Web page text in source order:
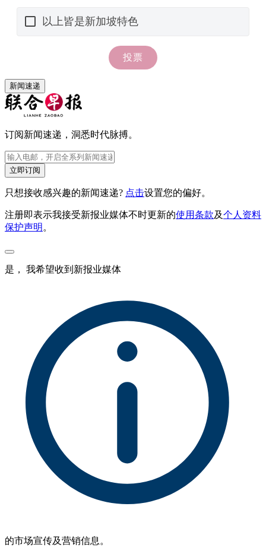
新闻速递
订阅新闻速递，洞悉时代脉搏。
立即订阅
只想接收感兴趣的新闻速递? 点击设置您的偏好。
注册即表示我接受新报业媒体不时更新的使用条款及个人资料
保护声明 。
是， 我希望收到新报业媒体
的市场宣传及营销信息。